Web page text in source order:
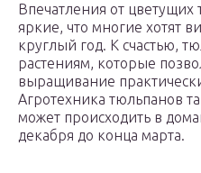
Впечатления от цветущих
яркие, что многие хотят
круглый год. К счастью,
растениям, которые
выращивание
Агротехника тюльпанов
может происходить в
декабря до конца марта.